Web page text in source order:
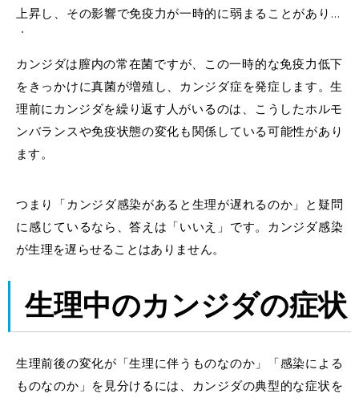
上昇し、その影響で免疫力が一時的に弱まることがありま
す。
カンジダは膣内の常在菌ですが、この一時的な免疫力低下
をきっかけに真菌が増殖し、カンジダ症を発症します。生
理前にカンジダを繰り返す 人がいるのは、こうしたホルモ
ンバランスや免疫状態の変化も関係している可能性があり
ます。
つまり「カンジダ感染があると生理が遅れるのか」と疑問
に感じているなら、答えは「いいえ」です。カンジダ感染
が生理を遅らせることはありません。
生理中のカンジダの症状
生理前後の変化が「生理に伴うものなのか」「感染による
ものなのか」を見分けるには、カンジダの典型的な症状を